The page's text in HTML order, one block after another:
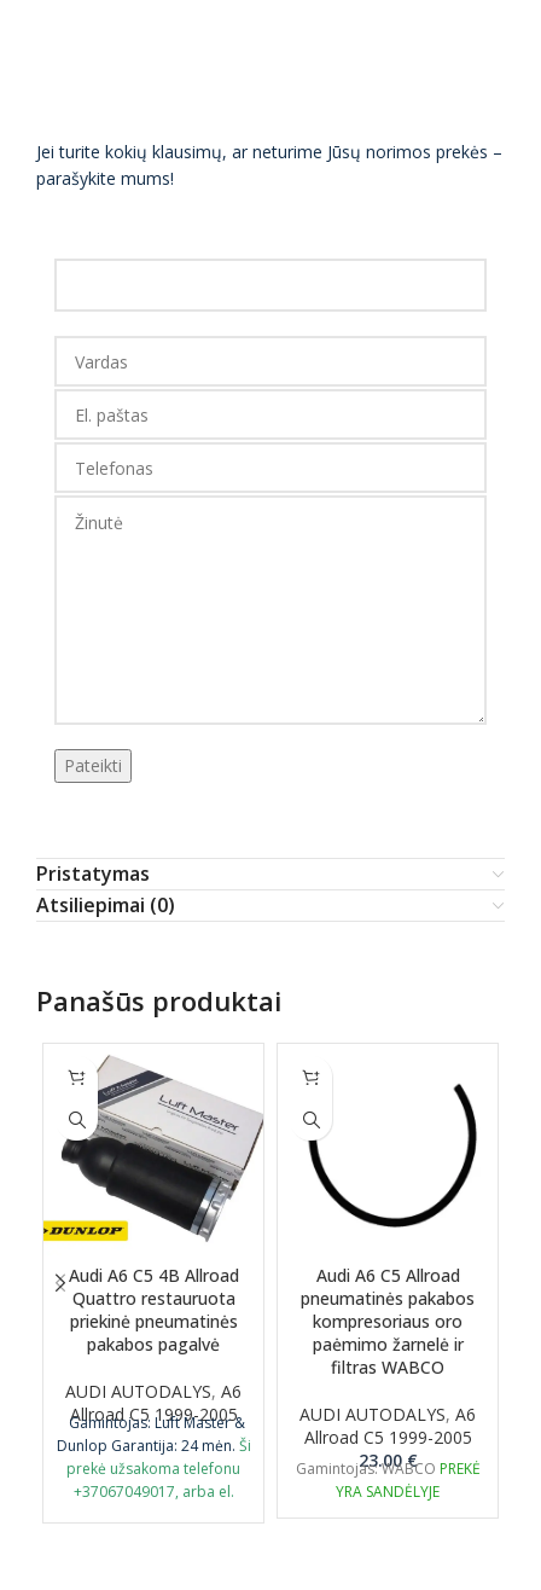
Jei turite kokių klausimų, ar neturime Jūsų norimos prekės –
parašykite mums!
Pristatymas
Atsiliepimai (0)
Panašūs produktai
Audi A6 C5 4B Allroad
Quattro restauruota
priekinė pneumatinės
pakabos pagalvė
AUDI AUTODALYS, A6
Allroad C5 1999-2005
Gamintojas: Luft Master &
Dunlop Garantija: 24 mėn. Ši
prekė užsakoma telefonu
+37067049017, arba el.
Audi A6 C5 Allroad
pneumatinės pakabos
kompresoriaus oro
paėmimo žarnelė ir
filtras WABCO
AUDI AUTODALYS, A6
Allroad C5 1999-2005
23.00€
Gamintojas: WABCO PREKĖ
YRA SANDĖLYJE